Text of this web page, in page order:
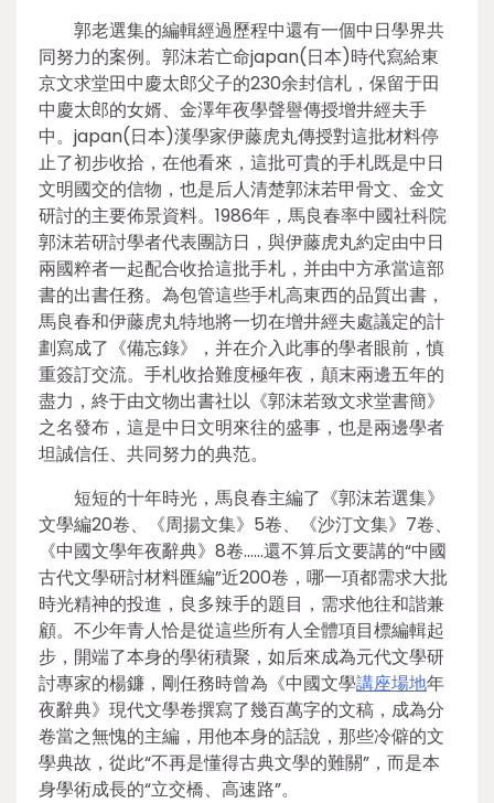
郭老選集的編輯經過歷程中還有一個中日學界共
同努力的案例。郭沫若亡命japan(日本)時代寫給東
京文求堂田中慶太郎父子的230余封信札，保留于田
中慶太郎的女婿、金澤年夜學聲譽傳授增井經夫手
中。japan(日本)漢學家伊藤虎丸傳授對這批材料停
止了初步收拾，在他看來，這批可貴的手札既是中日
文明國交的信物，也是后人清楚郭沫若甲骨文、金文
研討的主要佈景資料。1986年，馬良春率中國社科院
郭沫若研討學者代表團訪日，與伊藤虎丸約定由中日
兩國粹者一起配合收拾這批手札，并由中方承當這部
書的出書任務。為包管這些手札高東西的品質出書，
馬良春和伊藤虎丸特地將一切在增井經夫處議定的計
劃寫成了《備忘錄》，并在介入此事的學者眼前，慎
重簽訂交流。手札收拾難度極年夜，顛末兩邊五年的
盡力，終于由文物出書社以《郭沫若致文求堂書簡》
之名發布，這是中日文明來往的盛事，也是兩邊學者
坦誠信任、共同努力的典范。
短短的十年時光，馬良春主編了《郭沫若選集》
文學編20卷、《周揚文集》5卷、《沙汀文集》7卷、
《中國文學年夜辭典》8卷……還不算后文要講的“中國
古代文學研討材料匯編”近200卷，哪一項都需求大批
時光精神的投進，良多辣手的題目，需求他往和諧兼
顧。不少年青人恰是從這些所有人全體項目標編輯起
步，開端了本身的學術積聚，如后來成為元代文學研
討專家的楊鐮，剛任務時曾為《中國文學講座場地年
夜辭典》現代文學卷撰寫了幾百萬字的文稿，成為分
卷當之無愧的主編，用他本身的話說，那些冷僻的文
學典故，從此“不再是懂得古典文學的難關”，而是本
身學術成長的“立交橋、高速路”。